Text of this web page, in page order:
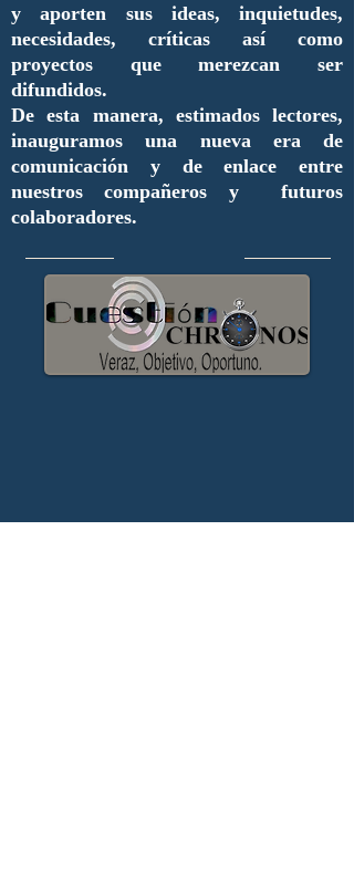
y aporten sus ideas, inquietudes,
necesidades, críticas así como
proyectos que merezcan ser
difundidos.
De esta manera, estimados lectores,
inauguramos una nueva era de
comunicación y de enlace entre
nuestros compañeros y futuros
colaboradores.